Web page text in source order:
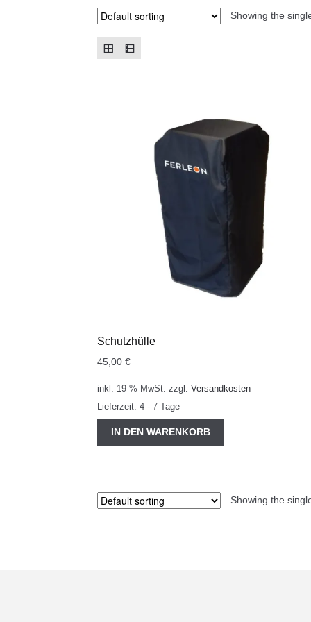
Showing the
Schutzhülle
45,00€
inkl. 19 % MwSt. zzgl.Versandkosten
Lieferzeit:4 - 7 Tage
IN DEN WARENKORB
Showing the